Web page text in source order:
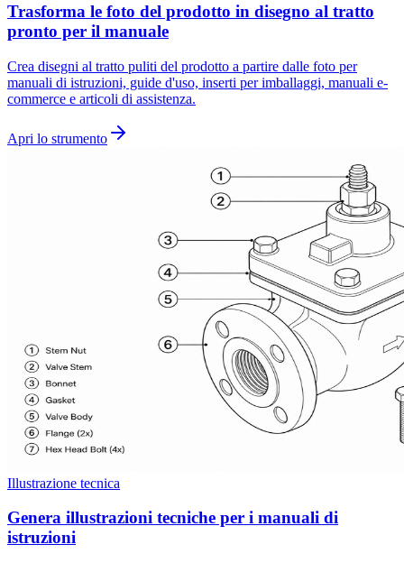
Trasforma le foto del prodotto in disegno al tratto
pronto per il manuale
Crea disegni al tratto puliti del prodotto a partire dalle foto per
manuali di istruzioni, guide d'uso, inserti per imballaggi, manuali e-
commerce e articoli di assistenza.
Apri lo strumento
Illustrazione tecnica
Genera illustrazioni tecniche per i manuali di
istruzioni